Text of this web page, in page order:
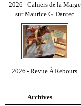
2026 - Cahiers de la Marge
sur Maurice G. Dantec
2026 - Revue À Rebours
Archives